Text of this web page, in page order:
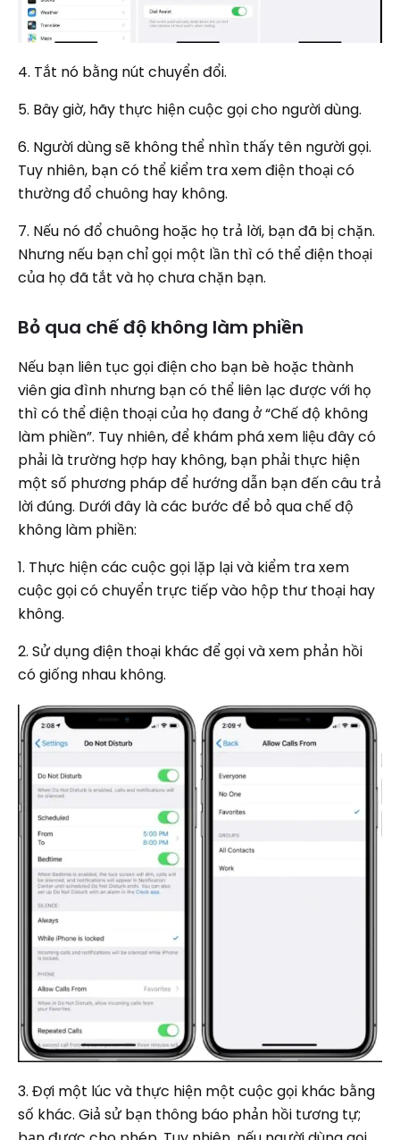
4. Tắt nó bằng nút chuyển đổi.
5. Bây giờ, hãy thực hiện cuộc gọi cho người dùng.
6. Người dùng sẽ không thể nhìn thấy tên người gọi.
Tuy nhiên, bạn có thể kiểm tra xem điện thoại có
thường đổ chuông hay không.
7. Nếu nó đổ chuông hoặc họ trả lời, bạn đã bị chặn.
Nhưng nếu bạn chỉ gọi một lần thì có thể điện thoại
của họ đã tắt và họ chưa chặn bạn.
Bỏ qua chế độ không làm phiền
Nếu bạn liên tục gọi điện cho bạn bè hoặc thành
viên gia đình nhưng bạn có thể liên lạc được với họ
thì có thể điện thoại của họ đang ở “Chế độ không
làm phiền”. Tuy nhiên, để khám phá xem liệu đây có
phải là trường hợp hay không, bạn phải thực hiện
một số phương pháp để hướng dẫn bạn đến câu trả
lời đúng. Dưới đây là các bước để bỏ qua chế độ
không làm phiền:
1. Thực hiện các cuộc gọi lặp lại và kiểm tra xem
cuộc gọi có chuyển trực tiếp vào hộp thư thoại hay
không.
2. Sử dụng điện thoại khác để gọi và xem phản hồi
có giống nhau không.
3. Đợi một lúc và thực hiện một cuộc gọi khác bằng
số khác. Giả sử bạn thông báo phản hồi tương tự;